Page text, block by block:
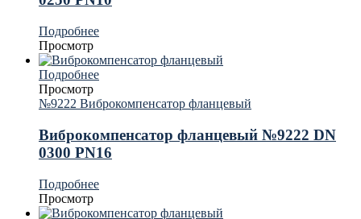
Подробнее
Просмотр
Подробнее
Просмотр
№9222 Виброкомпенсатор фланцевый
Виброкомпенсатор фланцевый №9222 DN
0300 PN16
Подробнее
Просмотр